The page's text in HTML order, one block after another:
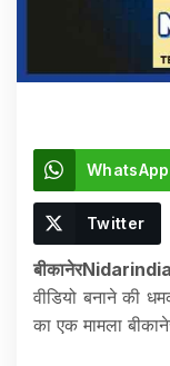
WhatsApp
Twitter
वीडियो बनाने की
का एक मामला